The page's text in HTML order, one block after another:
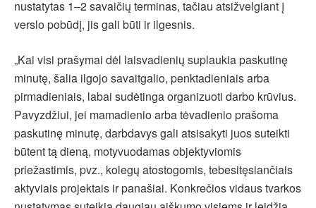
nustatytas 1–2 savaičių terminas, tačiau atsižvelgiant į
verslo pobūdį, jis gali būti ir ilgesnis.
„Kai visi prašymai dėl laisvadienių suplaukia paskutinę
minutę, šalia ilgojo savaitgalio, penktadieniais arba
pirmadieniais, labai sudėtinga organizuoti darbo krūvius.
Pavyzdžiui, jei mamadienio arba tėvadienio prašoma
paskutinę minutę, darbdavys gali atsisakyti juos suteikti
būtent tą dieną, motyvuodamas objektyviomis
priežastimis, pvz., kolegų atostogomis, tebesitęsiančiais
aktyviais projektais ir panašiai. Konkrečios vidaus tvarkos